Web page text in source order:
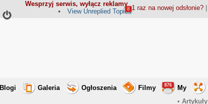
Wesprzyj serwis, wyłącz reklamy
1 raz na nowej odsłonie?|
View Unreplied Topics
8
Blogi Galeria Ogłoszenia Filmy My
876
• Artykuły